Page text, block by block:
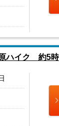
ハイク 約5